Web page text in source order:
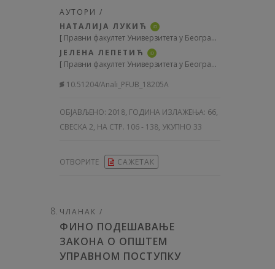
АУТОРИ /
НАТАЛИЈА ЛУКИЋ
iD
[ Правни факултет Универзитета у Београду
ЈЕЛЕНА ЛЕПЕТИЋ
iD
[ Правни факултет Универзитета у Београду
10.51204/Anali_PFUB_18205A
ОБЈАВЉЕНО: 2018, ГОДИНА ИЗЛАЖЕЊА: 66,
СВЕСКА 2, НА СТР. 106 - 138, УКУПНО 33
ОТВОРИТЕ САЖЕТАК
ЧЛАНАК /
ФИНО ПОДЕШАВАЊЕ
ЗАКОНА О ОПШТЕМ
УПРАВНОМ ПОСТУПКУ